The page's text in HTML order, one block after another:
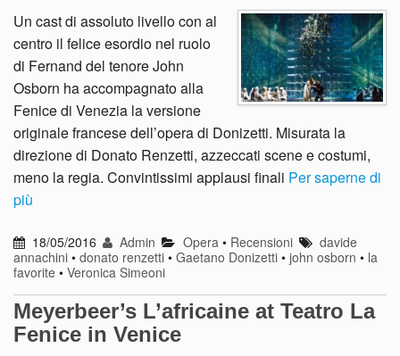
Un cast di assoluto livello con al
centro il felice esordio nel ruolo
di Fernand del tenore John
Osborn ha accompagnato alla
Fenice di Venezia la versione
originale francese dell’opera di Donizetti. Misurata la
direzione di Donato Renzetti, azzeccati scene e costumi,
meno la regia. Convintissimi applausi finali Per saperne di
più
18/05/2016 Admin Opera • Recensioni
davide
annachini • donato renzetti • Gaetano Donizetti • john osborn • la
favorite • Veronica Simeoni
Meyerbeer’s L’africaine at Teatro La
Fenice in Venice